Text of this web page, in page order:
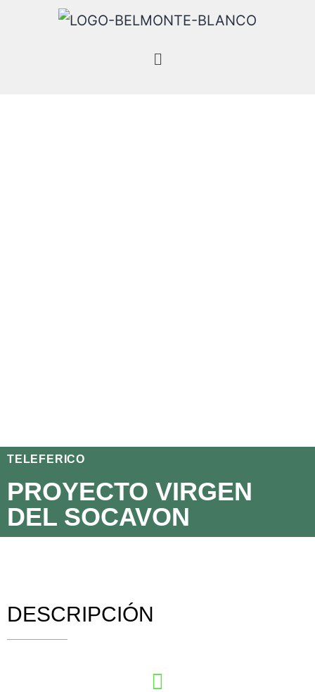
TELEFERICO
PROYECTO VIRGEN
DEL SOCAVON
DESCRIPCIÓN